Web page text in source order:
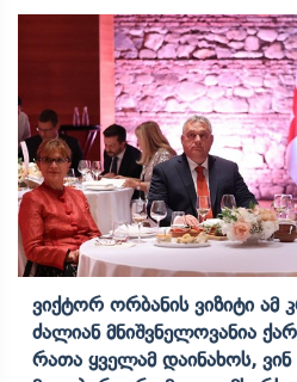
Ვიქტორ Ორბანის Ვიზიტი
Ძალიან Მნიშვნელოვანია
Რათა Ყველამ Დაინახოს,